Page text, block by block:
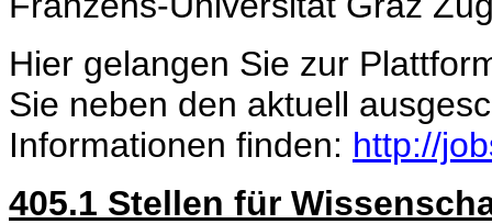
Hier gelangen Sie zur
Sie neben den aktuell
Informationen finden: http://
405.1 Stellen für